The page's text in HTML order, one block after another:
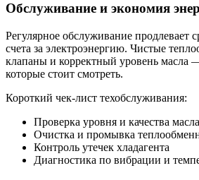
Обслуживание и экономия
Регулярное обслуживание продлевает
счета за электроэнергию. Чистые
клапаны и корректный уровень масла
которые стоит смотреть.
Короткий чек-лист техобслуживания:
Проверка уровня и качества масла
Очистка и промывка
Контроль утечек хладагента
Диагностика по вибрации и